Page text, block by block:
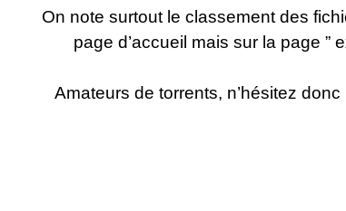
On note surtout le classement des
page d’accueil mais sur la page
Amateurs de torrents, n’hésitez